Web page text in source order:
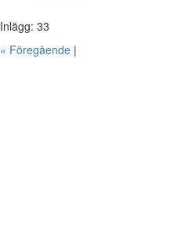
Inlägg: 33
« Föregående |